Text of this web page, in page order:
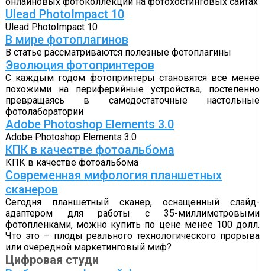
Ulead PhotoImpact 10
Ulead PhotoImpact 10
В мире фотоплагинов
В статье рассматриваются полезные фотоплагины
Эволюция фотопринтеров
С каждым годом фотопринтеры становятся все менее
похожими на периферийные устройства, постепенно
превращаясь в самодостаточные настольные
фотолаборатории
Adobe Photoshop Elements 3.0
Adobe Photoshop Elements 3.0
КПК в качестве фотоальбома
КПК в качестве фотоальбома
Современная мифология планшетных
сканеров
Сегодня планшетный сканер, оснащенный слайд-
адаптером для работы с 35-миллиметровыми
фотопленками, можно купить по цене менее 100 долл.
Что это – плоды реального технологического прорыва
или очередной маркетинговый миф?
Цифровая студи